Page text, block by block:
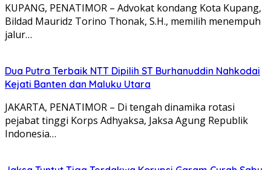
KUPANG, PENATIMOR – Advokat kondang Kota Kupang,
Bildad Mauridz Torino Thonak, S.H., memilih menempuh
jalur…
Dua Putra Terbaik NTT Dipilih ST Burhanuddin Nahkodai
Kejati Banten dan Maluku Utara
JAKARTA, PENATIMOR – Di tengah dinamika rotasi
pejabat tinggi Korps Adhyaksa, Jaksa Agung Republik
Indonesia…